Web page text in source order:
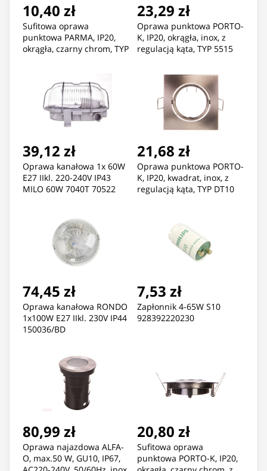
10,40 zł
Sufitowa oprawa
punktowa PARMA, IP20,
okrągła, czarny chrom, TYP
23,29 zł
Oprawa punktowa PORTO-
K, IP20, okrągła, inox, z
regulacją kąta, TYP 5515
39,12 zł
Oprawa kanałowa 1x 60W
E27 IIkl. 220-240V IP43
MILO 60W 7040T 70522
21,68 zł
Oprawa punktowa PORTO-
K, IP20, kwadrat, inox, z
regulacją kąta, TYP DT10
74,45 zł
Oprawa kanałowa RONDO
1x100W E27 IIkl. 230V IP44
150036/BD
7,53 zł
Zapłonnik 4-65W S10
928392220230
80,99 zł
Oprawa najazdowa ALFA-
O, max.50 W, GU10, IP67,
20,80 zł
Sufitowa oprawa
punktowa PORTO-K, IP20,